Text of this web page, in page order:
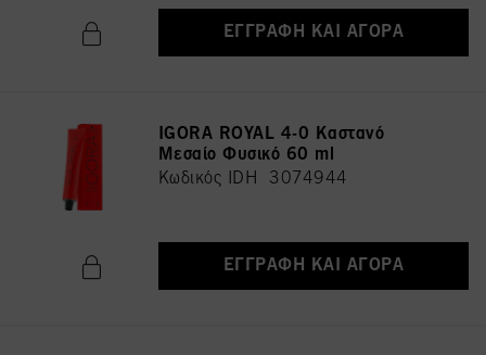
ΕΓΓΡΑΦΉ ΚΑΙ ΑΓΟΡΆ
IGORA ROYAL 4-0 Καστανό
Μεσαίο Φυσικό 60 ml
Κωδικός IDH 3074944
ΕΓΓΡΑΦΉ ΚΑΙ ΑΓΟΡΆ